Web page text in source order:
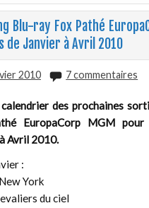
Blu-ray Fox Pathé
de Janvier à Avril 2010
2010 7 commentaires
des prochaines
EuropaCorp MGM
Avril 2010.
:
York
du ciel